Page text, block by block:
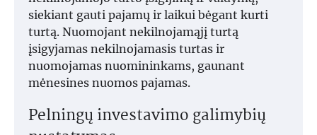
siekiant gauti pajamų ir laikui bėgant kurti
turtą. Nuomojant nekilnojamąjį turtą
įsigyjamas nekilnojamasis turtas ir
nuomojamas nuomininkams, gaunant
mėnesines nuomos pajamas.
Pelningų investavimo galimybių